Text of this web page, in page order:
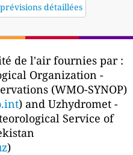
détaillées
de l'air fournies par :
Organization -
(WMO-SYNOP)
) and Uzhydromet -
Service of
)